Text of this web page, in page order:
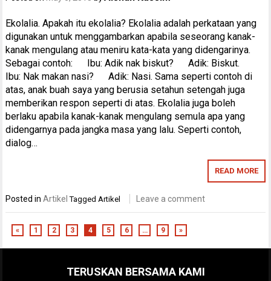
Ekolalia. Apakah itu ekolalia? Ekolalia adalah perkataan yang
digunakan untuk menggambarkan apabila seseorang kanak-
kanak mengulang atau meniru kata-kata yang didengarinya.
Sebagai contoh: Ibu: Adik nak biskut? Adik: Biskut.
Ibu: Nak makan nasi? Adik: Nasi. Sama seperti contoh di
atas, anak buah saya yang berusia setahun setengah juga
memberikan respon seperti di atas. Ekolalia juga boleh
berlaku apabila kanak-kanak mengulang semula apa yang
didengarnya pada jangka masa yang lalu. Seperti contoh,
dialog…
READ MORE
Posted inArtikel Tagged Artikel Leave a comment
« 1 2 3 4 5 6 … 9 »
TERUSKAN BERSAMA KAMI